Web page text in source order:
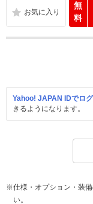
無
料
Yahoo! JAPAN IDでロ
きるようになります。
※仕様・オプション・装
い。